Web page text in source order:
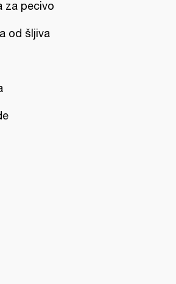
za pecivo
od šljiva